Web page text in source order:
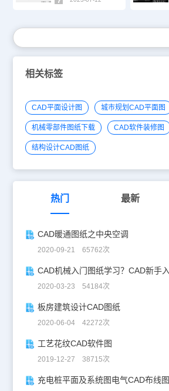
相关标签
CAD平面设计图 城市规划CAD平面图
机械零部件图纸下载 CAD软件装修图
结构设计CAD图纸
热门 最新
CAD暖通图纸之中央空调
2020-09-21 65762次
2020-03-23 54184次
板房建筑设计CAD图纸
2020-06-04 42272次
工艺花纹CAD软件图
2019-12-27 38715次
充电桩平面及系统图电气CAD布线图